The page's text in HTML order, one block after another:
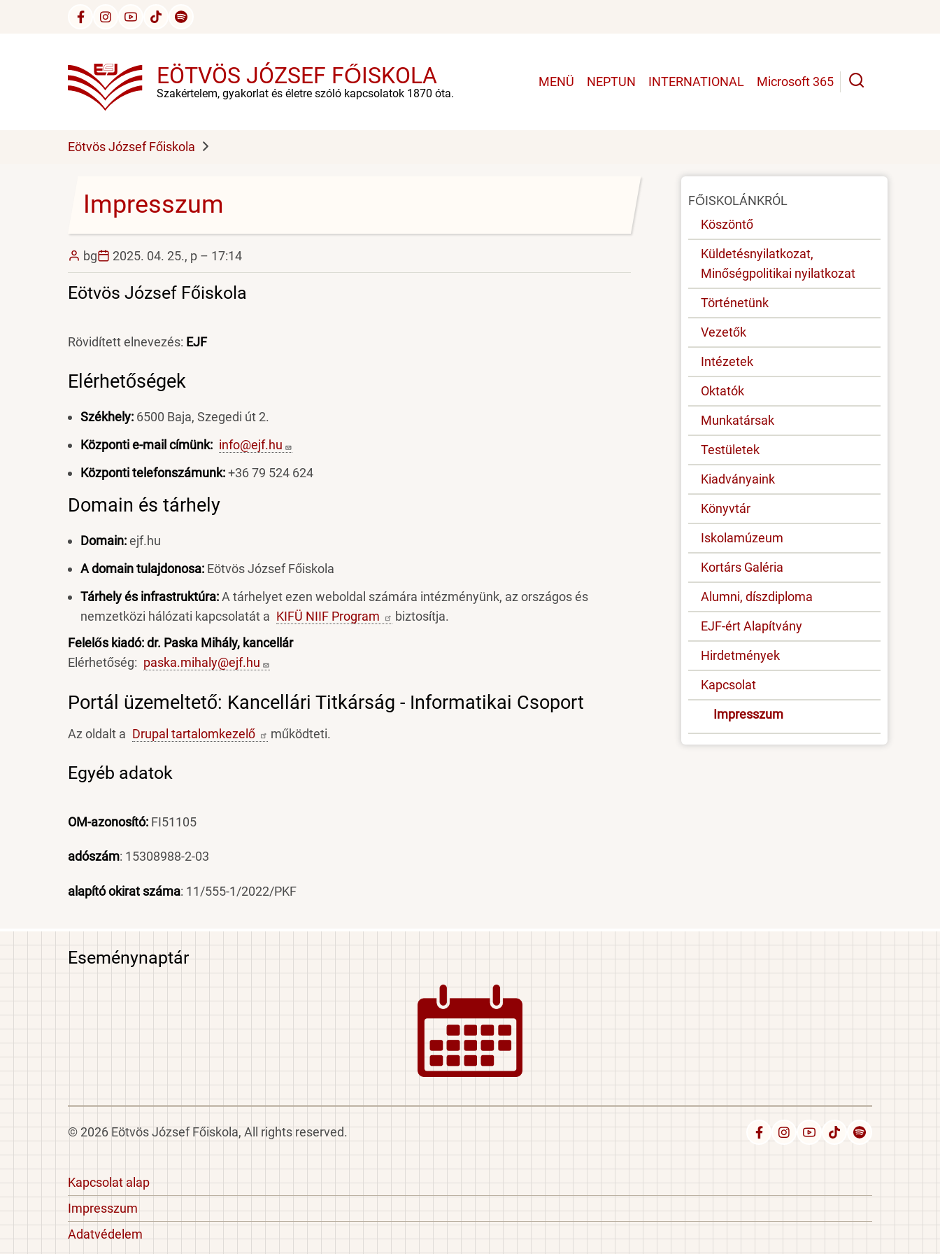
EÖTVÖS JÓZSEF FŐISKOLA
Szakértelem, gyakorlat és életre szóló kapcsolatok 1870 óta.
Main
MENÜ NEPTUN INTERNATIONAL Microsoft 365
Eötvös József Főiskola
Impresszum
bg 2025. 04. 25., p – 17:14
Eötvös József Főiskola
Rövidített elnevezés: EJF
Elérhetőségek
Székhely: 6500 Baja, Szegedi út 2.
Központi e-mail címünk: info@ejf.hu
Központi telefonszámunk:+36 79 524 624
Domain és tárhely
Domain:ejf.hu
A domain tulajdonosa: Eötvös József Főiskola
Tárhely és infrastruktúra:A tárhelyet ezen weboldal számára intézményünk, az országos és
nemzetközi hálózati kapcsolatát a KIFÜ NIIF Program
biztosítja.
Felelős kiadó: dr. Paska Mihály, kancellár
Elérhetőség: paska.mihaly@ejf.hu
Portál üzemeltető: Kancellári Titkárság - Informatikai Csoport
Az oldalt a Drupal tartalomkezelő működteti.
Egyéb adatok
OM-azonosító: FI51105
adószám: 15308988-2-03
alapító okirat száma: 11/555-1/2022/PKF
Oldal
menü
FŐISKOLÁNKRÓL
Köszöntő
Küldetésnyilatkozat,
Minőségpolitikai nyilatkozat
Történetünk
Vezetők
Intézetek
Oktatók
Munkatársak
Testületek
Kiadványaink
Könyvtár
Iskolamúzeum
Kortárs Galéria
Alumni, díszdiploma
EJF-ért Alapítvány
Hirdetmények
Kapcsolat
Impresszum
Eseménynaptár
© 2026 Eötvös József Főiskola, All rights reserved.
Footer
menu
Kapcsolat alap
Impresszum
Adatvédelem